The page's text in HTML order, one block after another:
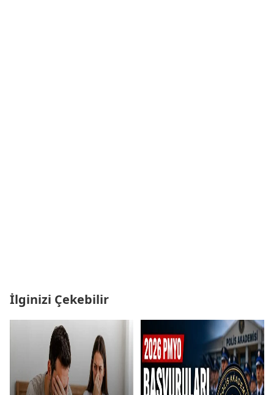
İlginizi Çekebilir